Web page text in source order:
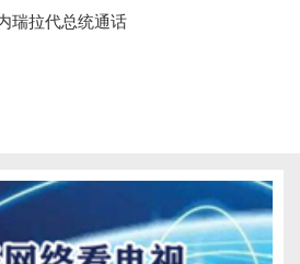
瑞拉代总统通话